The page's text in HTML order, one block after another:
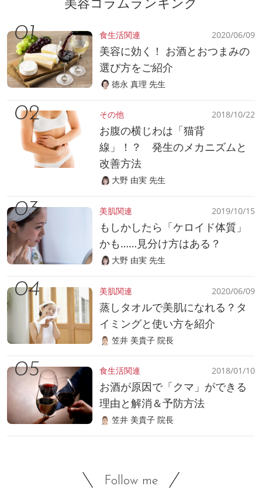
食生活関連 2020/06/09
美容に効く！ お酒とおつまみの
選び方をご紹介
徳永 真理 先生
その他 2018/10/22
お腹の横じわは「猫背
線」！？ 発生のメカニズムと
改善方法
大野 由実 先生
美肌関連 2019/10/15
もしかしたら「ケロイド体質」
かも……見分け方はある？
大野 由実 先生
美肌関連 2020/06/09
蒸しタオルで美肌になれる？タ
イミングと使い方を紹介
笠井 美貴子 院長
食生活関連 2018/01/10
お酒が原因で「クマ」ができる
理由と解消＆予防方法
笠井 美貴子 院長
Follow me